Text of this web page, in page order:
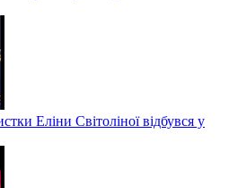
Еліни Світоліної відбувся у